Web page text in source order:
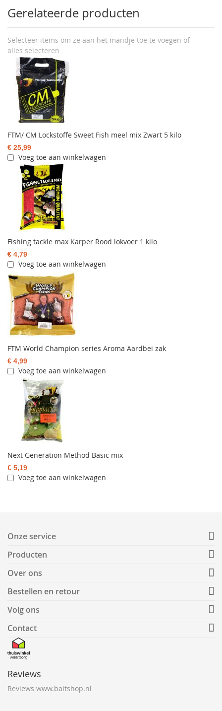
Gerelateerde producten
Selecteer items om ze aan het mandje toe te voegen of
alles selecteren
FTM/ CM Lockstoffe Sweet Fish meel mix Zwart 5 kilo
€ 25,99
Voeg toe aan winkelwagen
Fishing tackle max Karper Rood lokvoer 1 kilo
€ 4,79
Voeg toe aan winkelwagen
FTM World Champion series Aroma Aardbei zak
€ 4,99
Voeg toe aan winkelwagen
Next Generation Method Basic mix
€ 5,19
Voeg toe aan winkelwagen
Onze service
Producten
Over ons
Bestellen en retour
Volg ons
Contact
Reviews
Reviews www.baitshop.nl